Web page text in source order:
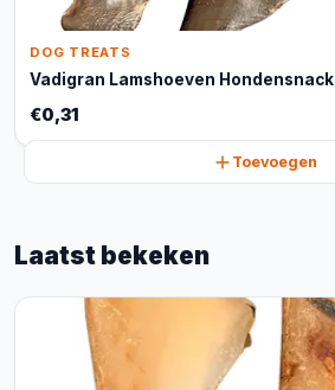
DOG TREATS
Vadigran Lamshoeven Hondensnack
€0,31
Toevoegen
Laatst bekeken